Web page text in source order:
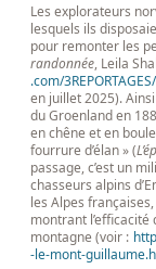
Les explorateurs
lesquels ils
pour remonter les
randonnée, Leila
.com/3REPORTAGES
en juillet 2025).
du Groenland en
en chêne et en
fourrure d’élan » (
passage, c’est un
chasseurs alpins
les Alpes
montrant
montagne (voir :
-le-mont-guillaume